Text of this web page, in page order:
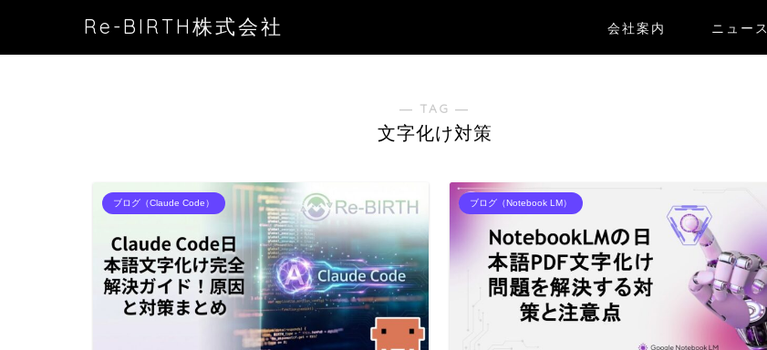
Re-BIRTH株式会社 会社案内 ニュース
― TAG ―
文字化け対策
ブログ（Claude Code） ブログ（Notebook LM）